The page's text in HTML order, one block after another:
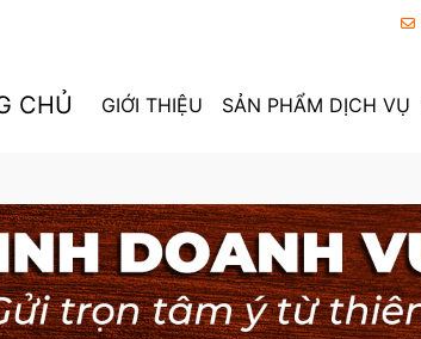
CHỦ GIỚI THIỆU SẢN PHẨM DỊCH VỤ